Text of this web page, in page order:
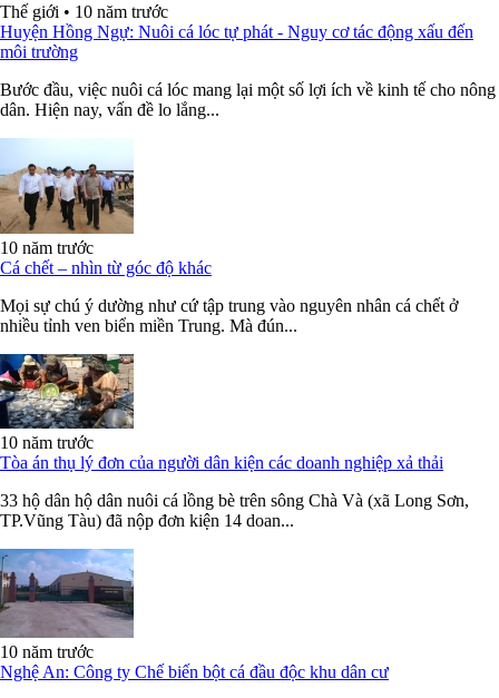
Thế giới • 10 năm trước
Huyện Hồng Ngự: Nuôi cá lóc tự phát - Nguy cơ tác động xấu đến
môi trường
Bước đầu, việc nuôi cá lóc mang lại một số lợi ích về kinh tế cho nông
dân. Hiện nay, vấn đề lo lắng...
10 năm trước
Cá chết – nhìn từ góc độ khác
Mọi sự chú ý dường như cứ tập trung vào nguyên nhân cá chết ở
nhiều tỉnh ven biển miền Trung. Mà đún...
10 năm trước
Tòa án thụ lý đơn của người dân kiện các doanh nghiệp xả thải
33 hộ dân hộ dân nuôi cá lồng bè trên sông Chà Và (xã Long Sơn,
TP.Vũng Tàu) đã nộp đơn kiện 14 doan...
10 năm trước
Nghệ An: Công ty Chế biến bột cá đầu độc khu dân cư